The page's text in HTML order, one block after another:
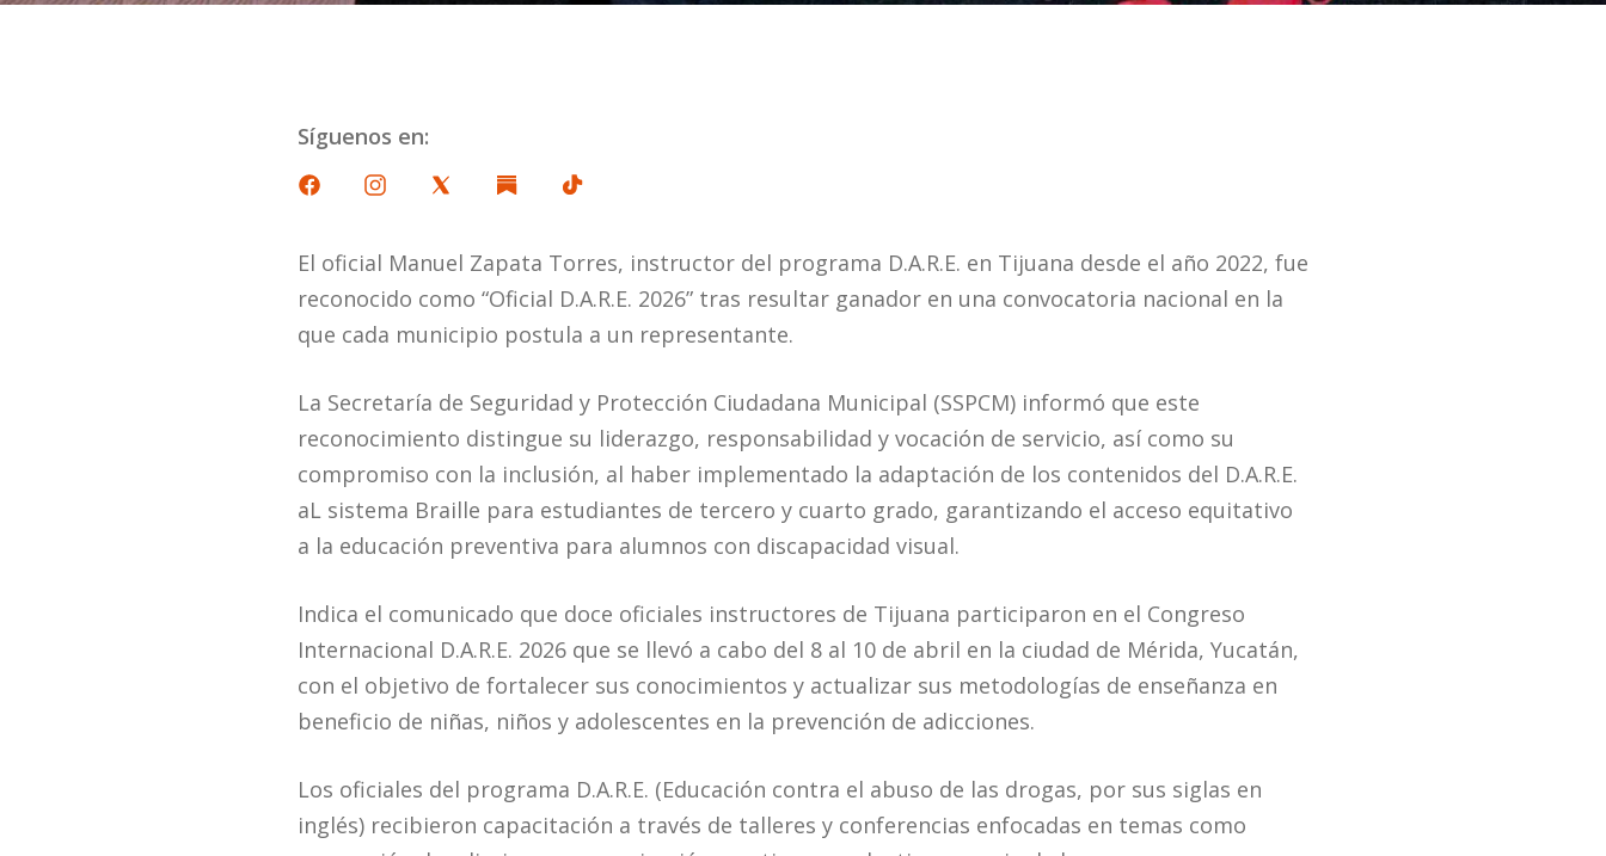
Síguenos en:
El oficial Manuel Zapata Torres, instructor del programa D.A.R.E. en Tijuana desde el año 2022, fue
reconocido como “Oficial D.A.R.E. 2026” tras resultar ganador en una convocatoria nacional en la
que cada municipio postula a un representante.
La Secretaría de Seguridad y Protección Ciudadana Municipal (SSPCM) informó que este
reconocimiento distingue su liderazgo, responsabilidad y vocación de servicio, así como su
compromiso con la inclusión, al haber implementado la adaptación de los contenidos del D.A.R.E.
aL sistema Braille para estudiantes de tercero y cuarto grado, garantizando el acceso equitativo
a la educación preventiva para alumnos con discapacidad visual.
Indica el comunicado que doce oficiales instructores de Tijuana participaron en el Congreso
Internacional D.A.R.E. 2026 que se llevó a cabo del 8 al 10 de abril en la ciudad de Mérida, Yucatán,
con el objetivo de fortalecer sus conocimientos y actualizar sus metodologías de enseñanza en
beneficio de niñas, niños y adolescentes en la prevención de adicciones.
Los oficiales del programa D.A.R.E. (Educación contra el abuso de las drogas, por sus siglas en
inglés) recibieron capacitación a través de talleres y conferencias enfocadas en temas como